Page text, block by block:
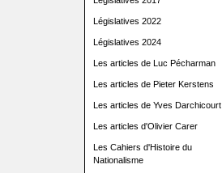
Législatives 2022
Législatives 2024
Les articles de Luc Pécharman
Les articles de Pieter Kerstens
Les articles de Yves Darchicourt
Les articles d'Olivier Carer
Les Cahiers d'Histoire du
Nationalisme